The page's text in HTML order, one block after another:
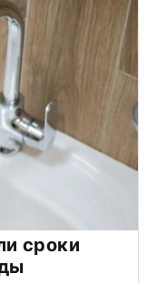
сроки